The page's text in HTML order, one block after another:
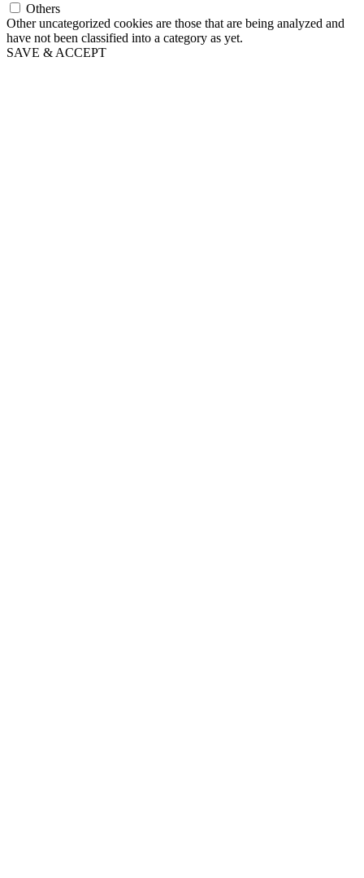
Others
Other uncategorized cookies are those that are being analyzed and
have not been classified into a category as yet.
SAVE & ACCEPT